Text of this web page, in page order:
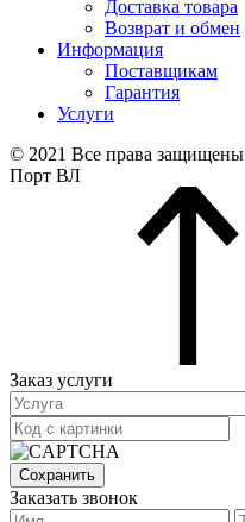
Доставка товара
Возврат и обмен
Информация
Поставщикам
Гарантия
Услуги
© 2021 Все права защищены
Порт ВЛ
Заказ услуги
Сохранить
Заказать звонок